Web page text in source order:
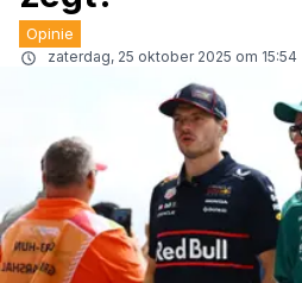
Opinie
zaterdag, 25 oktober 2025 om 15:54